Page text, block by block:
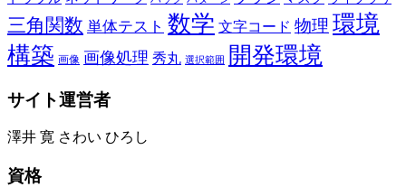
三角関数 単体テスト 数学 文字コード 物理 環境
構築 画像 画像処理 秀丸 選択範囲 開発環境
サイト運営者
澤井 寛 さわい ひろし
資格